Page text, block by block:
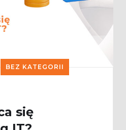
BEZ KATEGORII
się